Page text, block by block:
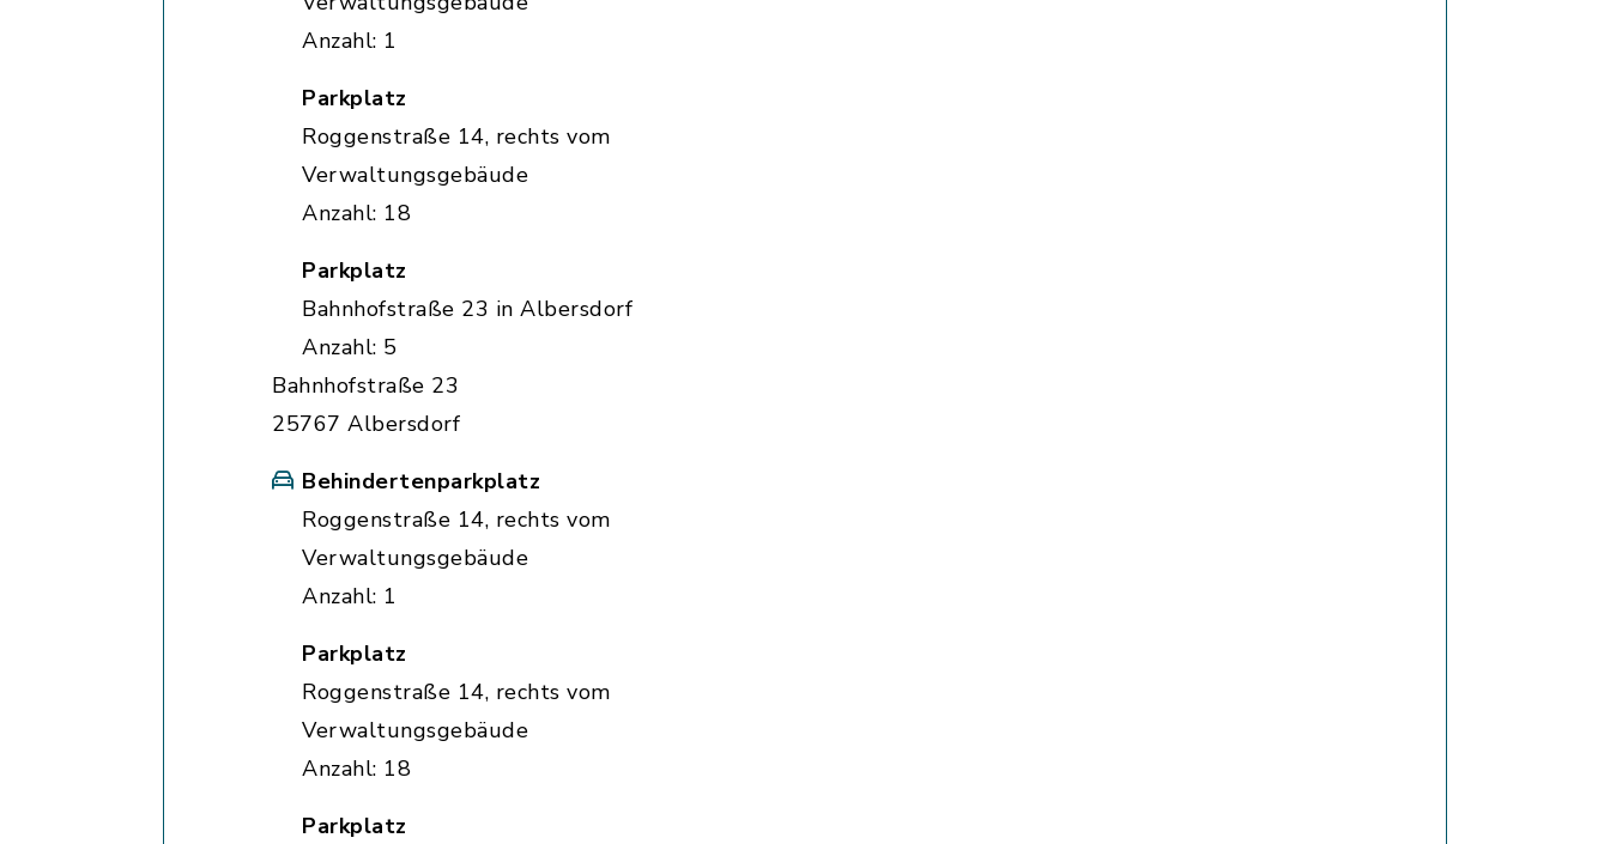
Anzahl: 1
Parkplatz
Roggenstraße 14, rechts vom
Verwaltungsgebäude
Anzahl: 18
Parkplatz
Bahnhofstraße 23 in Albersdorf
Anzahl: 5
Bahnhofstraße 23
25767 Albersdorf
Behindertenparkplatz
Roggenstraße 14, rechts vom
Verwaltungsgebäude
Anzahl: 1
Parkplatz
Roggenstraße 14, rechts vom
Verwaltungsgebäude
Anzahl: 18
Parkplatz